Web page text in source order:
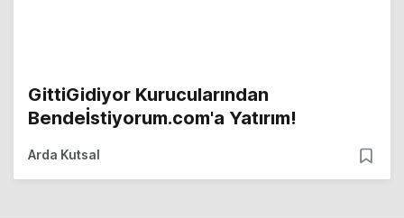
GittiGidiyor Kurucularından
Bendeİstiyorum.com'a Yatırım!
Arda Kutsal